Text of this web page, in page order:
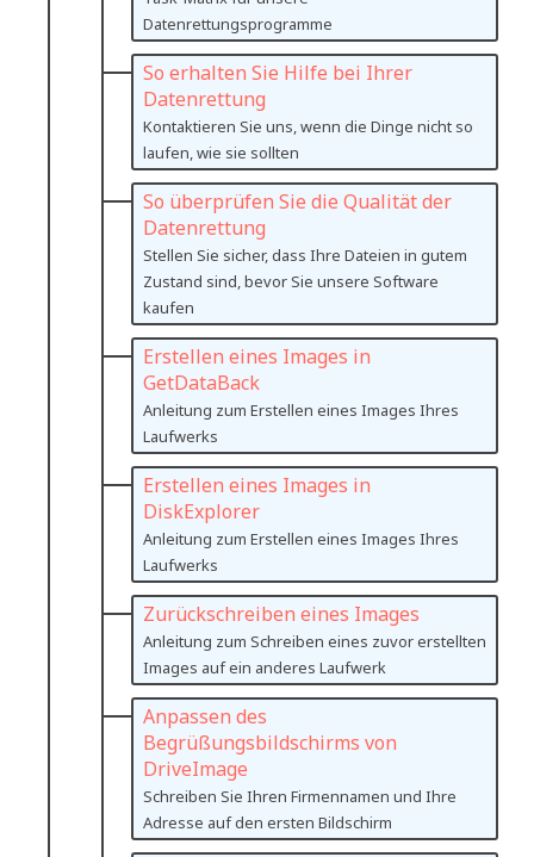
Datenrettungsprogramme
So erhalten Sie Hilfe bei Ihrer
Datenrettung
Kontaktieren Sie uns, wenn die Dinge nicht so
laufen, wie sie sollten
So überprüfen Sie die Qualität der
Datenrettung
Stellen Sie sicher, dass Ihre Dateien in gutem
Zustand sind, bevor Sie unsere Software
kaufen
Erstellen eines Images in
GetDataBack
Anleitung zum Erstellen eines Images Ihres
Laufwerks
Erstellen eines Images in
DiskExplorer
Anleitung zum Erstellen eines Images Ihres
Laufwerks
Zurückschreiben eines Images
Anleitung zum Schreiben eines zuvor erstellten
Images auf ein anderes Laufwerk
Anpassen des
Begrüßungsbildschirms von
DriveImage
Schreiben Sie Ihren Firmennamen und Ihre
Adresse auf den ersten Bildschirm